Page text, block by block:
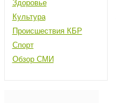
Здоровье
Культура
Происшествия КБР
Спорт
Обзор СМИ